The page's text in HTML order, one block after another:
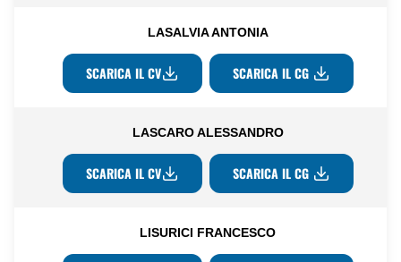
LASALVIA ANTONIA
SCARICA IL CV SCARICA IL CG
LASCARO ALESSANDRO
SCARICA IL CV SCARICA IL CG
LISURICI FRANCESCO